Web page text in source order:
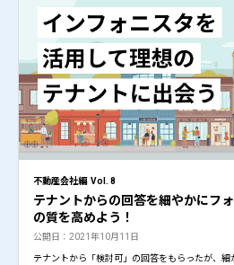
不動産会社編 Vol. 8
テナントからの回答を細やかにフ
の質を高めよう！
公開日：2021年10月11日
テナントから「検討可」の回答をもらったが、